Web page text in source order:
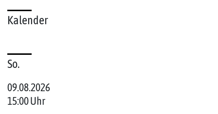
Kalender
So.
09.08.2026
15:00 Uhr